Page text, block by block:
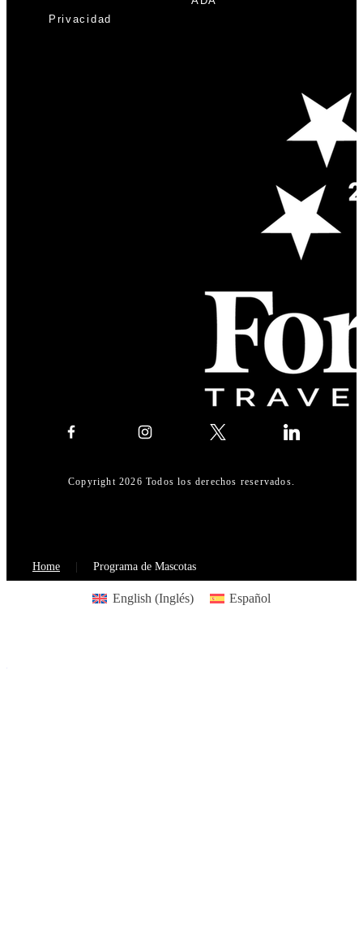
Privacidad
Copyright 2026 Todos los derechos reservados.
Home Programa de Mascotas
English (Inglés) Español